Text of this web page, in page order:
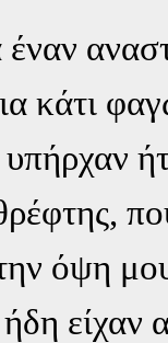
κάτι
όψη
είχαν